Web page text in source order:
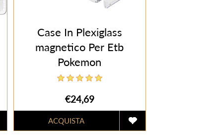
Case In Plexiglass
magnetico Per Etb
Pokemon
€24,69